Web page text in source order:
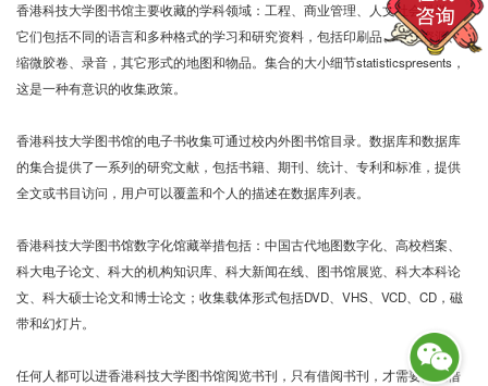
香港科技大学图书馆主要收藏的学科领域：工程、商业管理、人文社会科学。
它们包括不同的语言和多种格式的学习和研究资料，包括印刷品、电子资源、
缩微胶卷、录音，其它形式的地图和物品。集合的大小细节statisticspresents ，
这是一种有意识的收集政策。
香港科技大学图书馆的电子书收集可通过校内外图书馆目录。数据库和数据库
的集合提供了一系列的研究文献，包括书籍、期刊、统计、专利和标准，提供
全文或书目访问，用户可以覆盖和个人的描述在数据库列表。
香港科技大学图书馆数字化馆藏举措包括：中国古代地图数字化、高校档案、
科大电子论文、科大的机构知识库、科大新闻在线、图书馆展览、科大本科论
文、科大硕士论文和博士论文；收集载体形式包括DVD、 VHS、 VCD、 CD ，磁
带和幻灯片。
任何人都可以进香港科技大学图书馆阅览书刊，只有借阅书刊，才需要办理借